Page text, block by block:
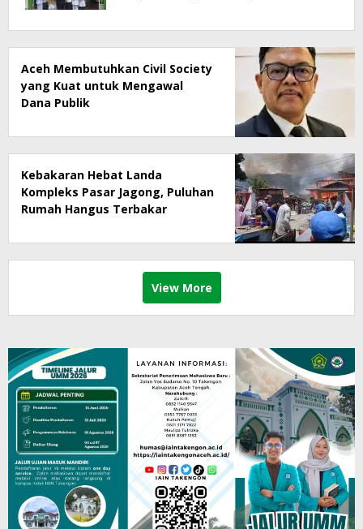
Aceh Membutuhkan Civil Society
yang Kuat untuk Mengawal
Dana Publik
Kebakaran Hebat Landa
Kompleks Pasar Jagong, Puluhan
Rumah Hangus Terbakar
View More